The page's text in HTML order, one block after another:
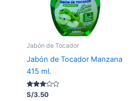
Jabón de Tocador
Jabón de Tocador Manzana
415 ml.
Valorado
con
S/3.50